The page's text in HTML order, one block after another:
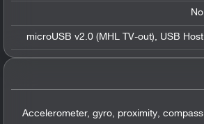
No
microUSB v2.0 (MHL TV-out), USB Host
Accelerometer, gyro, proximity, compass